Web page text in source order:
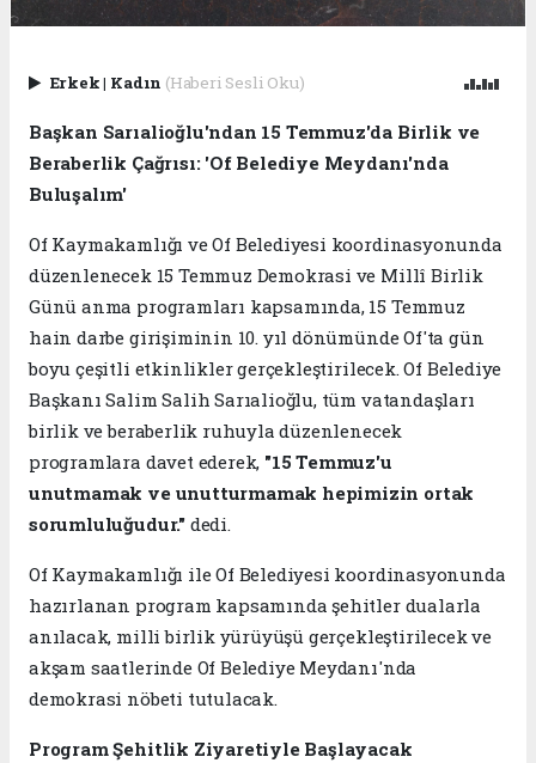
Erkek| Kadın (Haberi Sesli Oku)
Başkan Sarıalioğlu'ndan 15 Temmuz'da Birlik ve
Beraberlik Çağrısı: 'Of Belediye Meydanı'nda
Buluşalım'
Of Kaymakamlığı ve Of Belediyesi koordinasyonunda
düzenlenecek 15 Temmuz Demokrasi ve Millî Birlik
Günü anma programları kapsamında, 15 Temmuz
hain darbe girişiminin 10. yıl dönümünde Of'ta gün
boyu çeşitli etkinlikler gerçekleştirilecek. Of Belediye
Başkanı Salim Salih Sarıalioğlu, tüm vatandaşları
birlik ve beraberlik ruhuyla düzenlenecek
programlara davet ederek, "15 Temmuz'u
unutmamak ve unutturmamak hepimizin ortak
sorumluluğudur." dedi.
Of Kaymakamlığı ile Of Belediyesi koordinasyonunda
hazırlanan program kapsamında şehitler dualarla
anılacak, milli birlik yürüyüşü gerçekleştirilecek ve
akşam saatlerinde Of Belediye Meydanı'nda
demokrasi nöbeti tutulacak.
Program Şehitlik Ziyaretiyle Başlayacak